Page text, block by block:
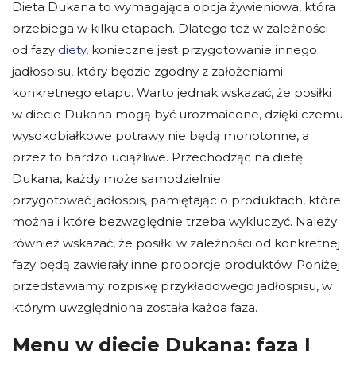
Dieta Dukana to wymagająca opcja żywieniowa, która
przebiega w kilku etapach. Dlatego też w zależności
od fazy diety, konieczne jest przygotowanie innego
jadłospisu, który będzie zgodny z założeniami
konkretnego etapu. Warto jednak wskazać, że posiłki
w diecie Dukana mogą być urozmaicone, dzięki czemu
wysokobiałkowe potrawy nie będą monotonne, a
przez to bardzo uciążliwe. Przechodząc na dietę
Dukana, każdy może samodzielnie
przygotować jadłospis, pamiętając o produktach, które
można i które bezwzględnie trzeba wykluczyć. Należy
również wskazać, że posiłki w zależności od konkretnej
fazy będą zawierały inne proporcje produktów. Poniżej
przedstawiamy rozpiskę przykładowego jadłospisu, w
którym uwzględniona została każda faza.
Menu w diecie Dukana: faza I